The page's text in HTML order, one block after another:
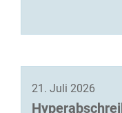
21. Juli 2026